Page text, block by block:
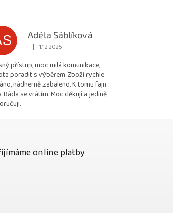
Adéla Sáblíková
Hodnocení obchodu je 5 z 5 hvězdiček.
| 1.12.2025
přístup, moc milá komunikace,
poradit s výběrem. Zboží rychle
nádherně zabaleno. K tomu fajn
Ráda se vrátím. Moc děkuji a jedině
online platby